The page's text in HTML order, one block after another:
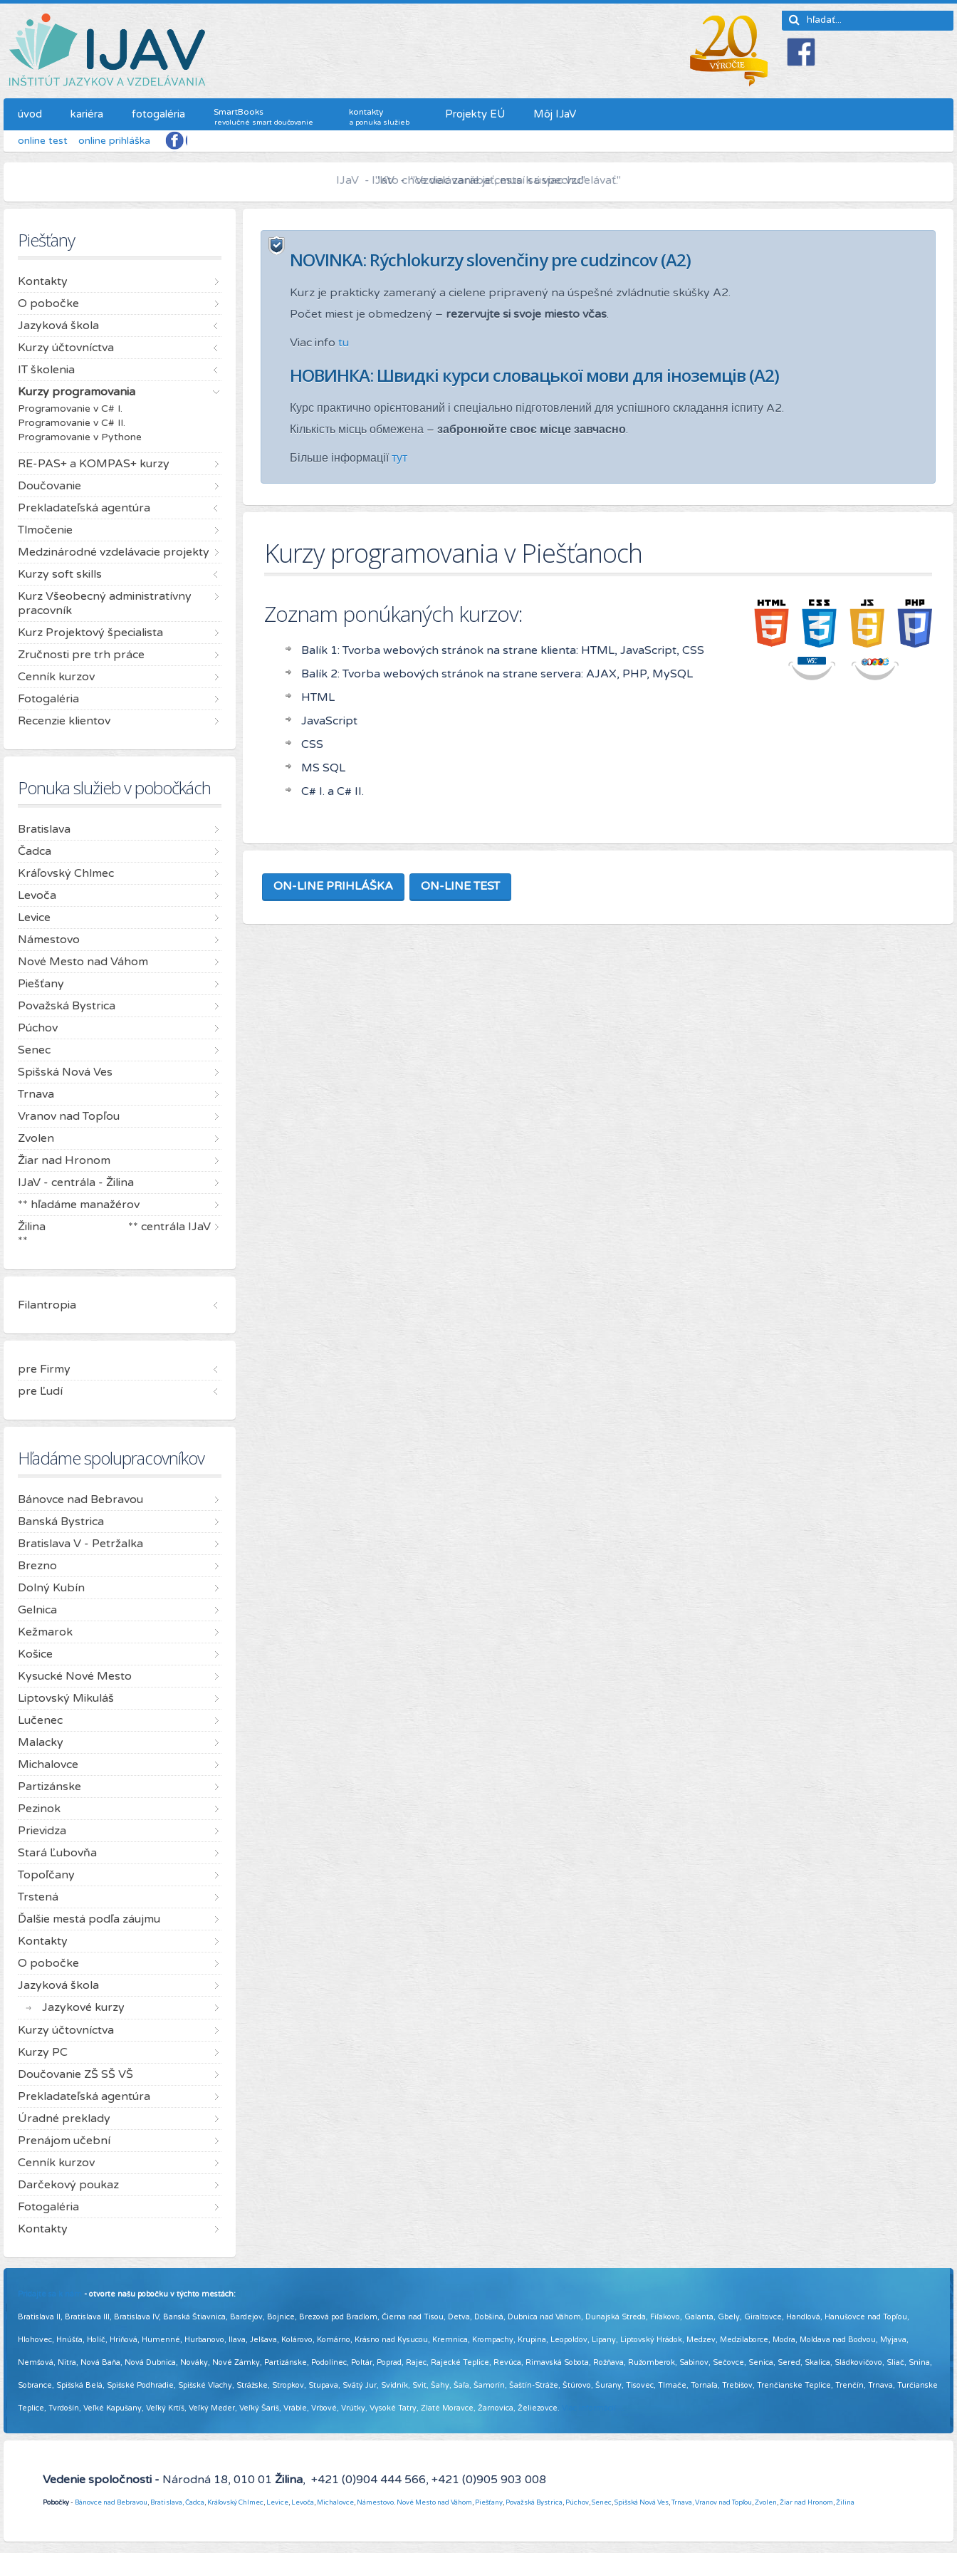
úvod kariéra fotogaléria SmartBooks
revolučné smart doučovanie
kontakty
a ponuka služieb
Projekty EÚ Môj IJaV
online test online prihláška
IJaV - "Kto chce viac zarábať, musí sa viac vzdelávať."
NOVINKA: Rýchlokurzy slovenčiny pre cudzincov (A2)
Kurz je prakticky zameraný a cielene pripravený na úspešné zvládnutie skúšky A2.
Počet miest je obmedzený – rezervujte si svoje miesto včas.
Viac info tu
НОВИНКА: Швидкі курси словацької мови для іноземців (A2)
Курс практично орієнтований і спеціально підготовлений для успішного складання іспиту A2.
Кількість місць обмежена – забронюйте своє місце завчасно.
Більше інформаціїтут
Kurzy programovania v Piešťanoch
Zoznam ponúkaných kurzov:
Balík 1: Tvorba webových stránok na strane klienta: HTML, JavaScript, CSS
Balík 2: Tvorba webových stránok na strane servera: AJAX, PHP, MySQL
HTML
JavaScript
CSS
MS SQL
C# I. a C# II.
ON-LINE PRIHLÁŠKA ON-LINE TEST
Piešťany
Kontakty
O pobočke
Jazyková škola
Kurzy účtovníctva
IT školenia
Kurzy programovania
Programovanie v C# I.
Programovanie v C# II.
Programovanie v Pythone
RE-PAS+ a KOMPAS+ kurzy
Doučovanie
Prekladateľská agentúra
Tlmočenie
Medzinárodné vzdelávacie projekty
Kurzy soft skills
Kurz Všeobecný administratívny
pracovník
Kurz Projektový špecialista
Zručnosti pre trh práce
Cenník kurzov
Fotogaléria
Recenzie klientov
Ponuka služieb v pobočkách
Bratislava
Čadca
Kráľovský Chlmec
Levoča
Levice
Námestovo
Nové Mesto nad Váhom
Piešťany
Považská Bystrica
Púchov
Senec
Spišská Nová Ves
Trnava
Vranov nad Topľou
Zvolen
Žiar nad Hronom
IJaV - centrála - Žilina
** hľadáme manažérov
Žilina ** centrála IJaV
**
Filantropia
pre Firmy
pre Ľudí
Hľadáme spolupracovníkov
Bánovce nad Bebravou
Banská Bystrica
Bratislava V - Petržalka
Brezno
Dolný Kubín
Gelnica
Kežmarok
Košice
Kysucké Nové Mesto
Liptovský Mikuláš
Lučenec
Malacky
Michalovce
Partizánske
Pezinok
Prievidza
Stará Ľubovňa
Topoľčany
Trstená
Ďalšie mestá podľa záujmu
Kontakty
O pobočke
Jazyková škola
Jazykové kurzy
Kurzy účtovníctva
Kurzy PC
Doučovanie ZŠ SŠ VŠ
Prekladateľská agentúra
Úradné preklady
Prenájom učební
Cenník kurzov
Darčekový poukaz
Fotogaléria
Kontakty
Pridajte sa k nám - otvorte našu pobočku v týchto mestách:
Bratislava II, Bratislava III, Bratislava IV, Banská Štiavnica, Bardejov, Bojnice, Brezová pod Bradlom, Čierna nad Tisou, Detva, Dobšiná, Dubnica nad Váhom, Dunajská Streda, Fiľakovo, Galanta, Gbely, Giraltovce, Handlová, Hanušovce nad Topľou,
Hlohovec, Hnúšťa, Holíč, Hriňová, Humenné, Hurbanovo, Ilava, Jelšava, Kolárovo, Komárno, Krásno nad Kysucou, Kremnica, Krompachy, Krupina, Leopoldov, Lipany, Liptovský Hrádok, Medzev, Medzilaborce, Modra, Moldava nad Bodvou, Myjava,
Nemšová, Nitra, Nová Baňa, Nová Dubnica, Nováky, Nové Zámky, Partizánske, Podolínec, Poltár, Poprad, Rajec, Rajecké Teplice, Revúca, Rimavská Sobota, Rožňava, Ružomberok, Sabinov, Sečovce, Senica, Sereď, Skalica, Sládkovičovo, Sliač, Snina,
Sobrance, Spišská Belá, Spišské Podhradie, Spišské Vlachy, Strážske, Stropkov, Stupava, Svätý Jur, Svidník, Svit, Šahy, Šaľa, Šamorín, Šaštín-Stráže, Štúrovo, Šurany, Tisovec, Tlmače, Tornaľa, Trebišov, Trenčianske Teplice, Trenčín, Trnava, Turčianske
Teplice, Tvrdošín, Veľké Kapušany, Veľký Krtíš, Veľký Meder, Veľký Šariš, Vráble, Vrbové, Vrútky, Vysoké Tatry, Zlaté Moravce, Žarnovica, Želiezovce.
Vedenie spoločnosti - Národná 18, 010 01 Žilina, +421 (0)904 444 566, +421 (0)905 903 008
Pobočky- Bánovce nad Bebravou, Bratislava,Čadca, Kráľovský Chlmec, Levice, Levoča, Michalovce, Námestovo. Nové Mesto nad Váhom, Piešťany, Považská Bystrica, Púchov,Senec,Spišská Nová Ves,Trnava,Vranov nad Topľou,Zvolen,Žiar nad Hronom,Žilina